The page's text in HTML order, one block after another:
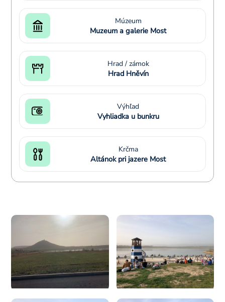
Múzeum
Muzeum a galerie Most
Hrad / zámok
Hrad Hněvín
Výhľad
Vyhliadka u bunkru
Krčma
Altánok pri jazere Most